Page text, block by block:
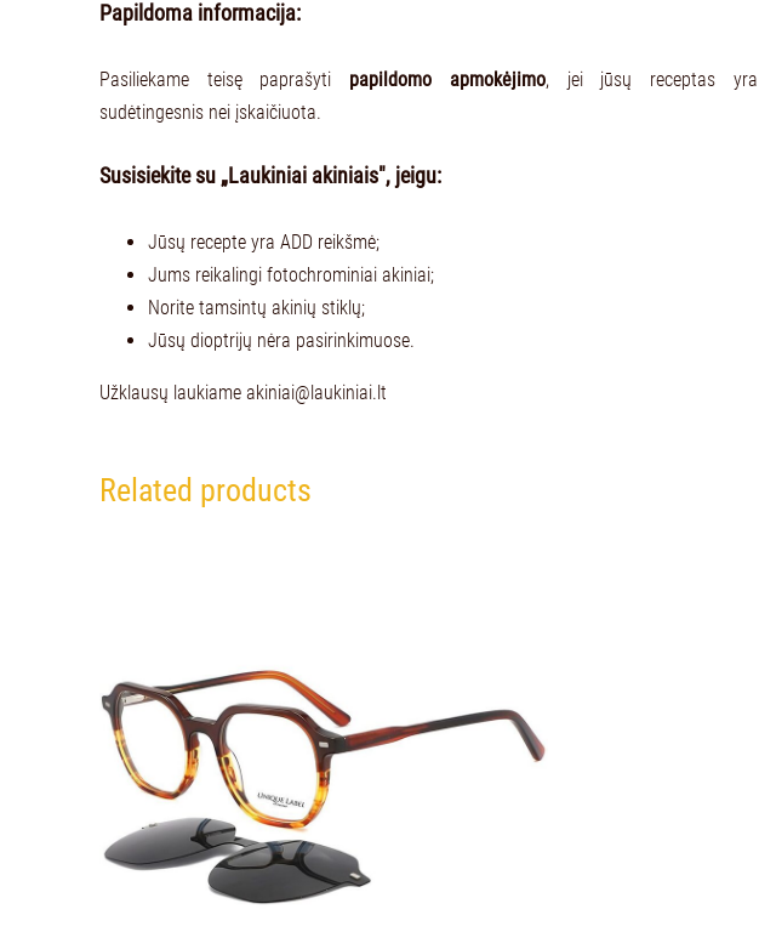
Papildoma informacija:
Pasiliekame teisę paprašyti papildomo apmokėjimo, jei jūsų receptas yra
sudėtingesnis nei įskaičiuota.
Susisiekite su „Laukiniai akiniais", jeigu:
Jūsų recepte yra ADD reikšmė;
Jums reikalingi fotochrominiai akiniai;
Norite tamsintų akinių stiklų;
Jūsų dioptrijų nėra pasirinkimuose.
Užklausų laukiame akiniai@laukiniai.lt
Related products